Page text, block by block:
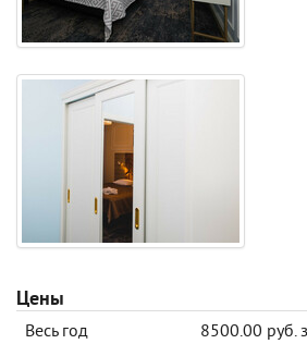
Цены
Весь год
8500.00 руб.